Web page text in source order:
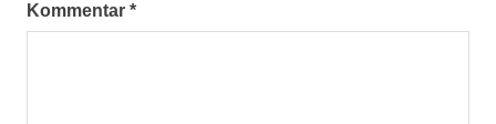
Kommentar *